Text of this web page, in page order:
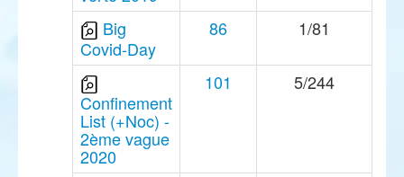
Big
Covid-Day
86 1/81
Confinement
List (+Noc) -
2ème vague
2020
101 5/244